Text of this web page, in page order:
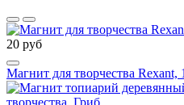
20 руб
Магнит для творчества Rexant,